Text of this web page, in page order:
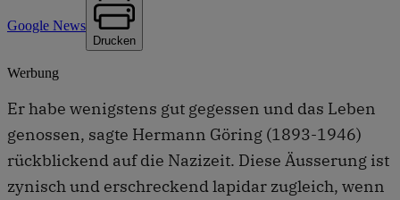
Google News
Drucken
Werbung
Er habe wenigstens gut gegessen und das Leben
genossen, sagte Hermann Göring (1893-1946)
rückblickend auf die Nazizeit. Diese Äusserung ist
zynisch und erschreckend lapidar zugleich, wenn